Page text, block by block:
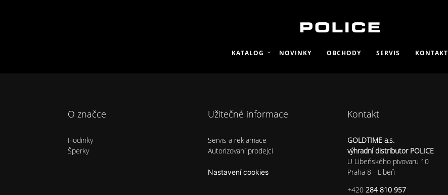
KATALOG NOVINKY OBCHODY SERVIS KONTAKT
O značce
Hodinky
Šperky
Užitečné informace
Servis a reklamace
Autorizovaní prodejci
Nastavení cookies
Kontakt
GOLDTIME a.s.
výhradní distributor POLICE
U Libeňského pivovaru 10
Praha 8 - Libeň
+420 284 810 957